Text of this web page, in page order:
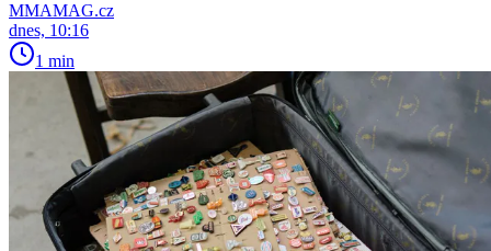
MMAMAG.cz
dnes, 10:16
1 min